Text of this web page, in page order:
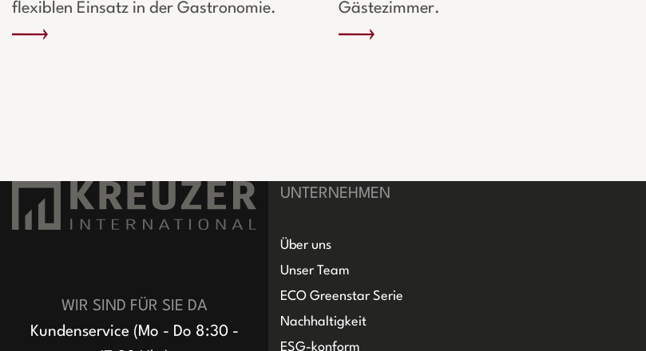
flexiblen Einsatz in der Gastronomie.
Gästezimmer.
WIR SIND FÜR SIE DA
Kundenservice (Mo - Do 8:30 -
UNTERNEHMEN
Über uns
Unser Team
ECO Greenstar Serie
Nachhaltigkeit
ESG-konform